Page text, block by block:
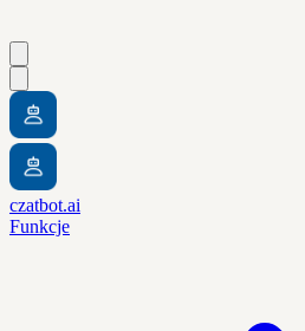
czatbot.ai
Funkcje